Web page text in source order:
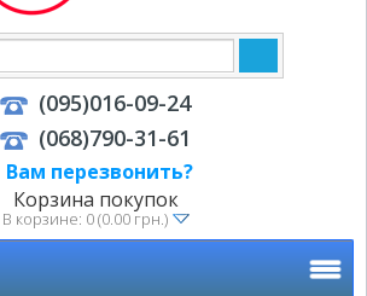
Корзина покупок
В корзине: 0 (0.00 грн.)
(095)016-09-24
(068)790-31-61
Вам перезвонить?